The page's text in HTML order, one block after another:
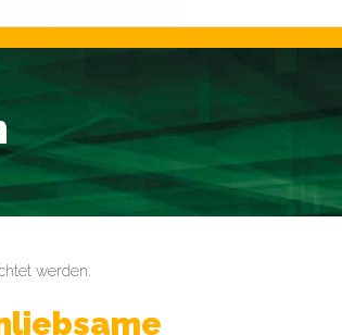
werden.